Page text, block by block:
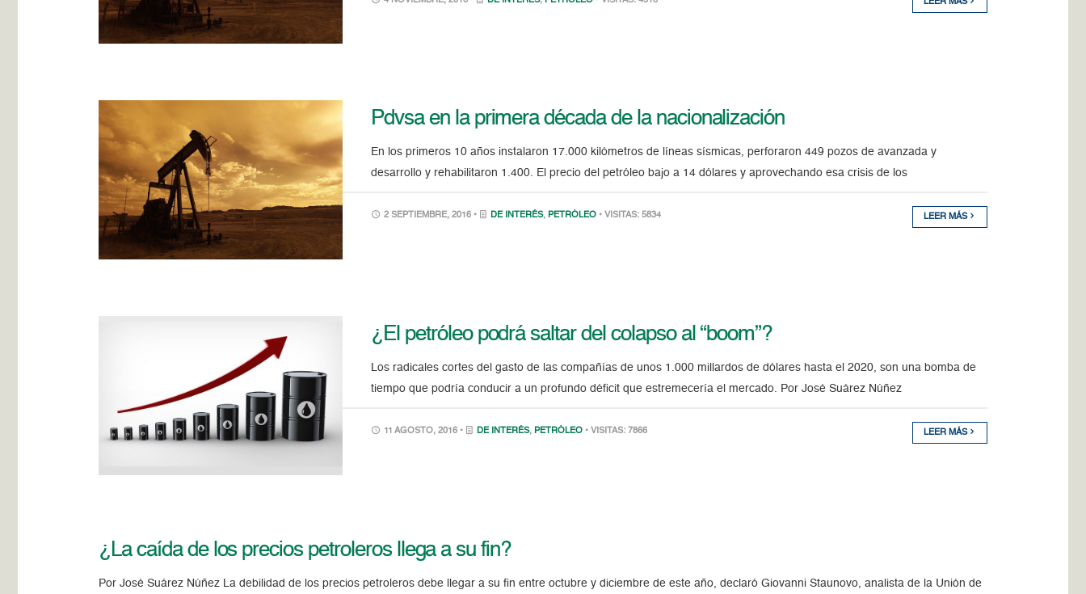
Pdvsa en la primera década de la nacionalización
En los primeros 10 años instalaron 17.000 kilómetros de líneas sísmicas, perforaron 449 pozos de avanzada y
desarrollo y rehabilitaron 1.400. El precio del petróleo bajo a 14 dólares y aprovechando esa crisis de los
2 SEPTIEMBRE, 2016 • DE INTERÉS, PETRÓLEO • VISITAS: 5834 LEER MÁS
¿El petróleo podrá saltar del colapso al “boom”?
Los radicales cortes del gasto de las compañías de unos 1.000 millardos de dólares hasta el 2020, son una bomba de
tiempo que podría conducir a un profundo déficit que estremecería el mercado. Por José Suárez Núñez
11 AGOSTO, 2016 • DE INTERÉS, PETRÓLEO • VISITAS: 7866 LEER MÁS
¿La caída de los precios petroleros llega a su fin?
Por José Suárez Núñez La debilidad de los precios petroleros debe llegar a su fin entre octubre y diciembre de este año, declaró Giovanni Staunovo, analista de la Unión de